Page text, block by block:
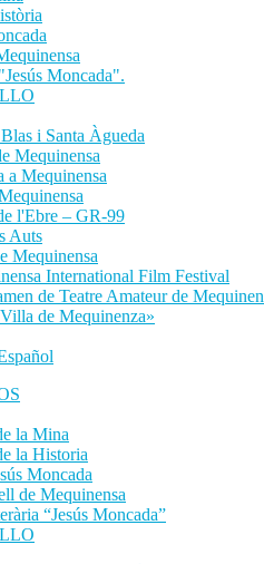
Moncada".
i Santa Àgueda
Mequinensa
a Mequinensa
l'Ebre – GR-99
Auts
Mequinensa
International Film Festival
de Teatre Amateur de
de Mequinenza»
la Mina
Historia
Moncada
Mequinensa
“Jesús Moncada”